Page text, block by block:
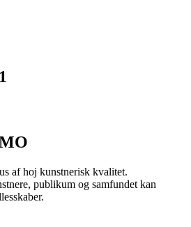
af hoj kunstnerisk kvalitet.
publikum og samfundet kan